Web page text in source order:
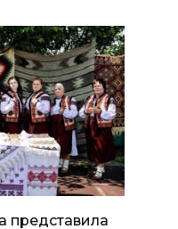
представила